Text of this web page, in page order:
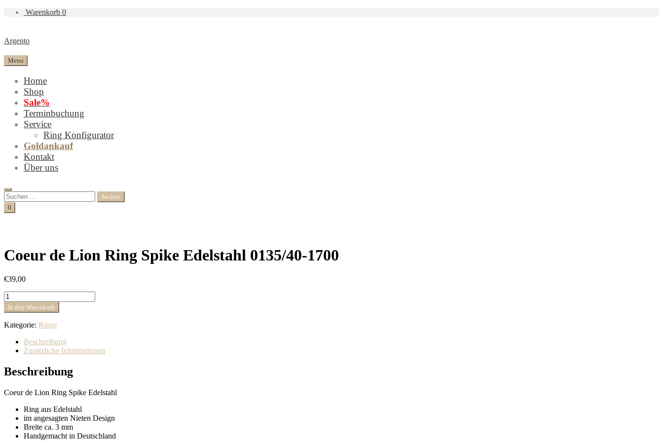
Warenkorb 0
Argento
Menu
Home
Shop
Sale%
Terminbuchung
Service
Ring Konfigurator
Goldankauf
Kontakt
Über uns
Search
Suchen
nach:
Cart
0
Coeur de Lion Ring Spike Edelstahl 0135/40-1700
€39,00
Coeur
de
Lion
Ring
Spike
Edelstahl
0135/40-
Menge
In den Warenkorb
Kategorie: Ringe
Beschreibung
Zusätzliche Informationen
Beschreibung
Coeur de Lion Ring Spike Edelstahl
Ring aus Edelstahl
im angesagten Nieten Design
Breite ca. 3 mm
Handgemacht in Deutschland